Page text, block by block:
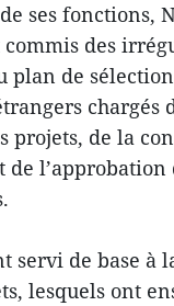
ses fonctions,
des
plan de
chargés
projets, de la
l’approbation
servi de base à
lesquels ont